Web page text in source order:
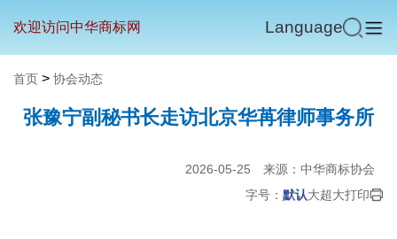
欢迎访问中华商标网 Language
首页 > 协会动态
张豫宁副秘书长走访北京华苒律师事务所
2026-05-25
来源：中华商标协会
字号： 默认大超大打印